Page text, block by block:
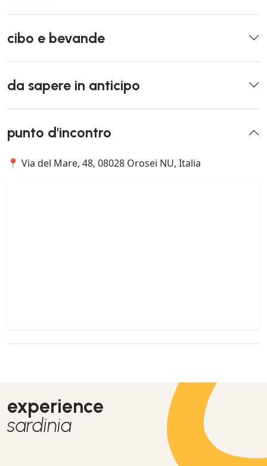
cibo e bevande
da sapere in anticipo
punto d'incontro
📍 Via del Mare, 48, 08028 Orosei NU, Italia
experience
sardinia